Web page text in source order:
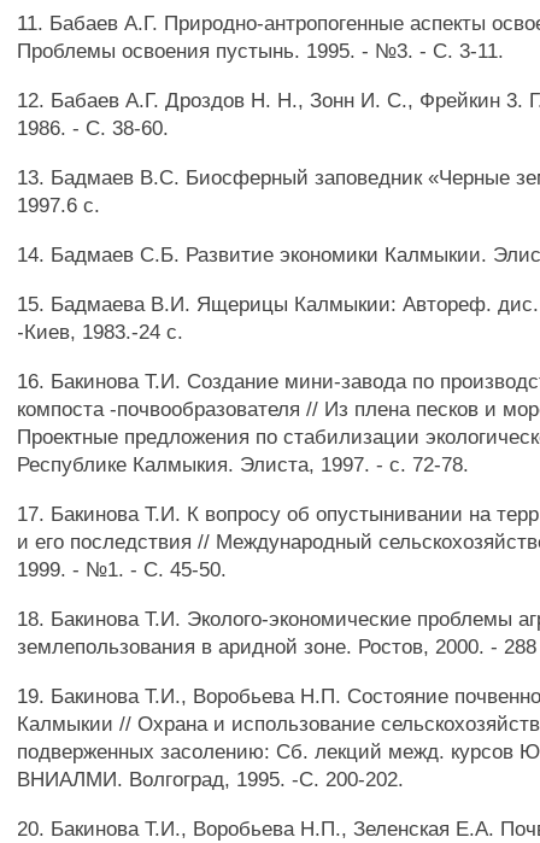
11. Бабаев А.Г. Природно-антропогенные аспекты
Проблемы освоения пустынь. 1995. - №3. - С. 3-11.
12. Бабаев А.Г. Дроздов H. Н., Зонн И. С., Фрейкин 3.
1986. - С. 38-60.
13. Бадмаев B.C. Биосферный заповедник «Черные
1997.6 с.
14. Бадмаев С.Б. Развитие экономики Калмыкии.
15. Бадмаева В.И. Ящерицы Калмыкии: Автореф. дис.
-Киев, 1983.-24 с.
16. Бакинова Т.И. Создание мини-завода по
компоста -почвообразователя // Из плена песков и
Проектные предложения по стабилизации
Республике Калмыкия. Элиста, 1997. - с. 72-78.
17. Бакинова Т.И. К вопросу об опустынивании на
и его последствия // Международный
1999. - №1. - С. 45-50.
18. Бакинова Т.И. Эколого-экономические проблемы
землепользования в аридной зоне. Ростов, 2000. -
19. Бакинова Т.И., Воробьева Н.П. Состояние
Калмыкии // Охрана и использование
подверженных засолению: Сб. лекций межд.
ВНИАЛМИ. Волгоград, 1995. -С. 200-202.
20. Бакинова Т.И., Воробьева Н.П., Зеленская Е.А.